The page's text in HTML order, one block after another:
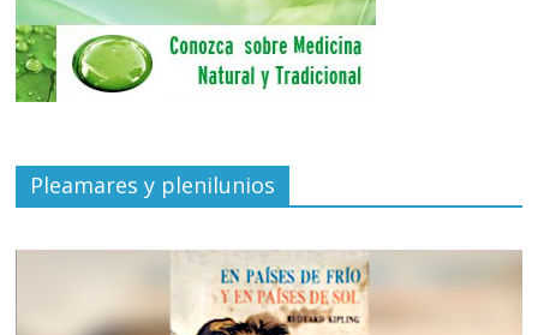
Pleamares y plenilunios